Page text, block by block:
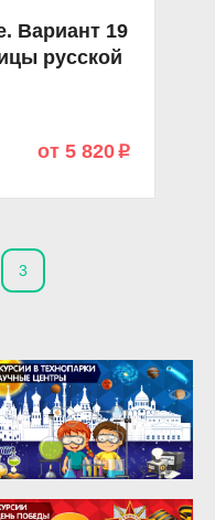
Вариант 19
русской
от 5 820 p
3